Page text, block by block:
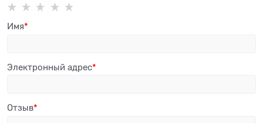
Имя
Электронный адрес
Отзыв